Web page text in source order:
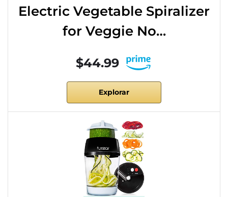
Electric Vegetable Spiralizer
for Veggie No…
$44.99
Explorar